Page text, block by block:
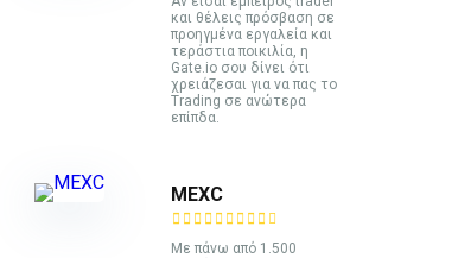
και θέλεις πρόσβαση σε
προηγμένα εργαλεία και
τεράστια ποικιλία, η
Gate.io σου δίνει ότι
χρειάζεσαι για να πας το
Trading σε ανώτερα
επίπδα.
MEXC
Με πάνω από 1.500